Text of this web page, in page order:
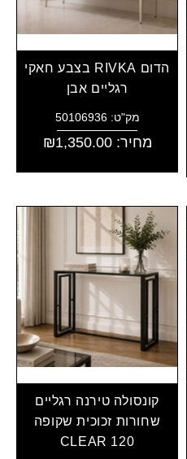
הדום RIVKA בצבע חאקי
רגליים אבן
מק"ט: 50106936
מחיר: ₪1,350.00
קונסולה טירנה רגליים
שחורות זכוכית שקופה
CLEAR 120